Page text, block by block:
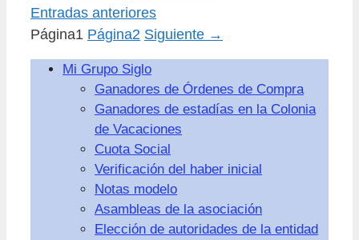
Entradas anteriores
Página1 Página2 Siguiente →
Mi Grupo Siglo
Ganadores de Órdenes de Compra
Ganadores de estadías en la Colonia
de Vacaciones
Cuota Social
Verificación del haber inicial
Notas modelo
Asambleas de la asociación
Elección de autoridades de la entidad